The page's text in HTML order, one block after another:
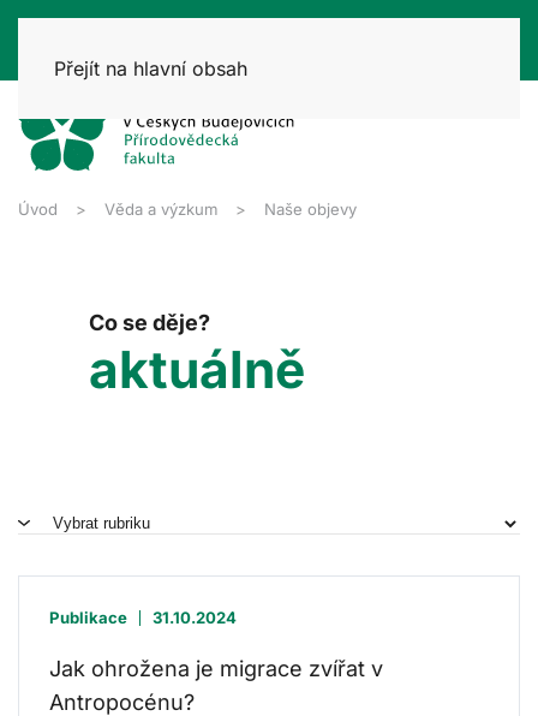
Přejít na hlavní obsah
Úvod Věda a výzkum Naše objevy
Co se děje?
aktuálně
Publikace 31.10.2024
Jak ohrožena je migrace zvířat v
Antropocénu?